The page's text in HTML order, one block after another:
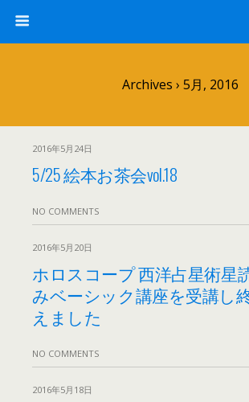
Archives › 5月, 2016
2016年5月24日
5/25 絵本お茶会vol.18
NO COMMENTS
2016年5月20日
ホロスコープ 西洋占星術星
みベーシック講座を受講し
えました
NO COMMENTS
2016年5月18日